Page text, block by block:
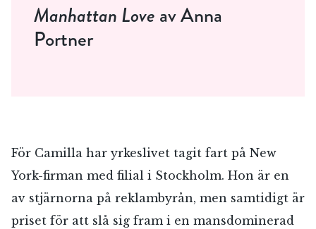
Manhattan Loveav Anna
Portner
För Camilla har yrkeslivet tagit fart på New
York-firman med filial i Stockholm. Hon är en
av stjärnorna på reklambyrån, men samtidigt är
priset för att slå sig fram i en mansdominerad